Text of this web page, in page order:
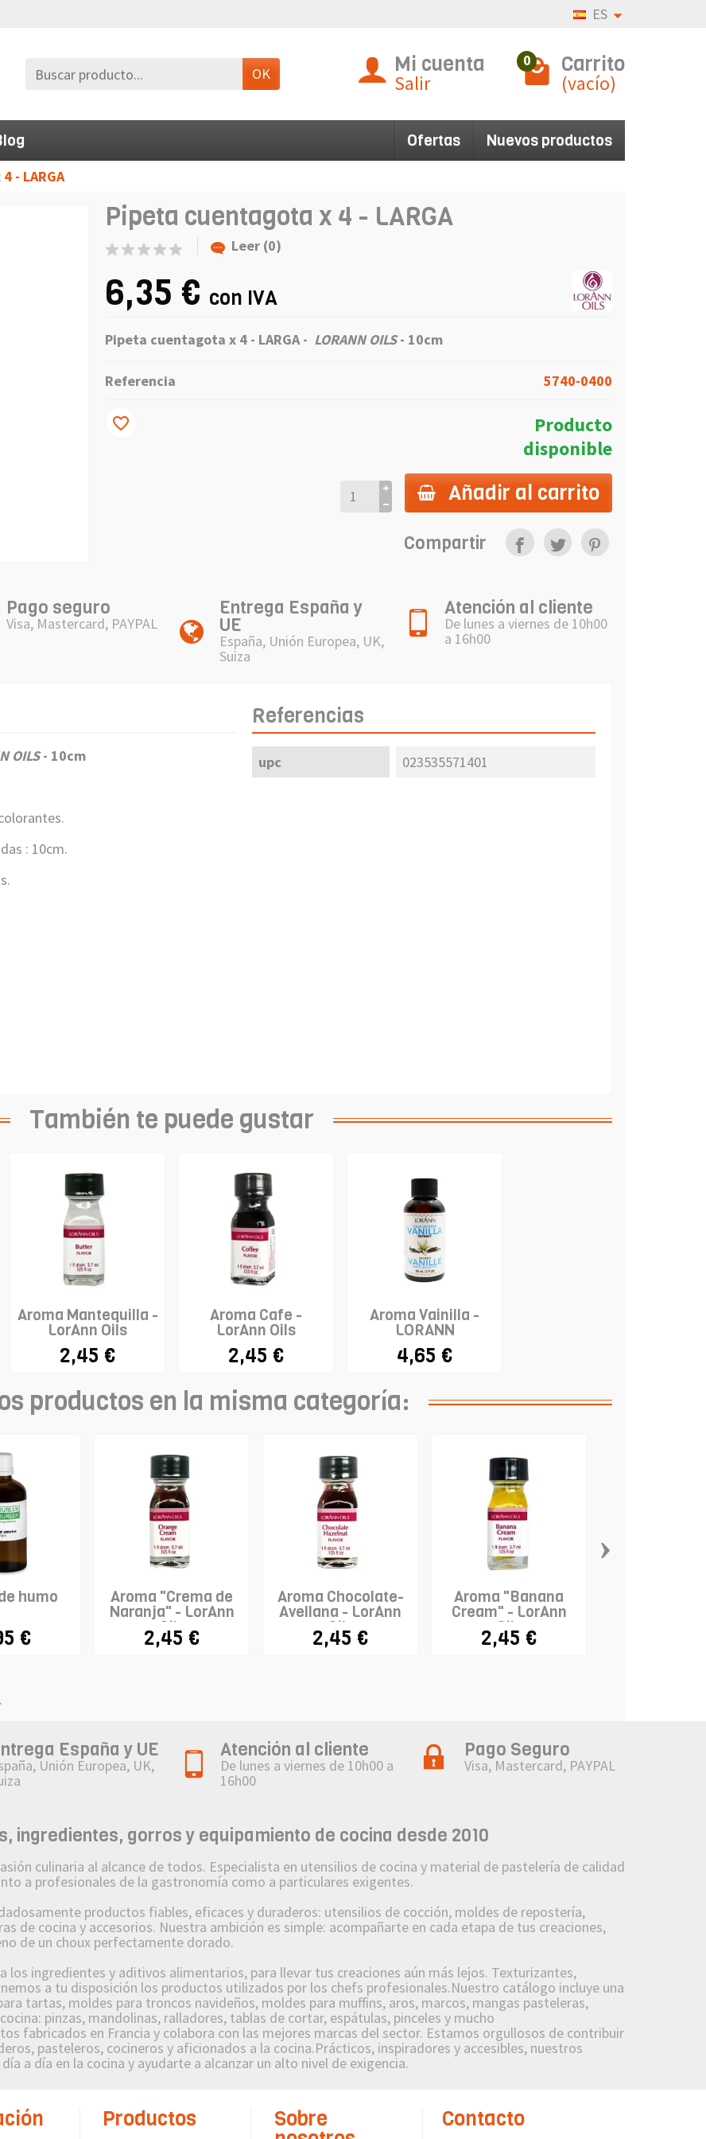
ES
OK Mi cuenta
Salir
0 Carrito
(vacío)
Ofertas Nuevos productos
- LARGA
Pipeta cuentagota x 4 - LARGA
Leer (0)
6,35 € con IVA
Pipeta cuentagota x 4 - LARGA - LORANN OILS- 10cm
Referencia 5740-0400
Producto
disponible
Añadir al carrito
favorite_border
Compartir
Pago seguro
Visa, Mastercard, PAYPAL
Entrega España y
UE
España, Unión Europea, UK,
Suiza
Atención al cliente
De lunes a viernes de 10h00
a 16h00
OILS- 10cm
: 10cm.
Referencias
upc 023535571401
También te puede gustar
Aroma Mantequilla -
LorAnn Oils
2,45 €
Aroma Cafe -
LorAnn Oils
2,45 €
Aroma Vainilla -
LORANN
4,65 €
productos en la misma categoría:
humo
€
Aroma "Crema de
Naranja" - LorAnn
Oils
2,45 €
Aroma Chocolate-
Avellana - LorAnn
Oils
2,45 €
Aroma "Banana
Cream" - LorAnn
Oils
2,45 €
›
España y UE
Unión Europea, UK,
Atención al cliente
De lunes a viernes de 10h00 a
16h00
Pago Seguro
Visa, Mastercard, PAYPAL
ingredientes, gorros y equipamiento de cocina desde 2010
culinaria al alcance de todos. Especialista en utensilios de cocina y material de pastelería de calidad
a profesionales de la gastronomía como a particulares exigentes.
productos fiables, eficaces y duraderos: utensilios de cocción, moldes de repostería,
de cocina y accesorios. Nuestra ambición es simple: acompañarte en cada etapa de tus creaciones,
de un choux perfectamente dorado.
los ingredientes y aditivos alimentarios, para llevar tus creaciones aún más lejos. Texturizantes,
a tu disposición los productos utilizados por los chefs profesionales.Nuestro catálogo incluye una
tartas, moldes para troncos navideños, moldes para muffins, aros, marcos, mangas pasteleras,
pinzas, mandolinas, ralladores, tablas de cortar, espátulas, pinceles y mucho
fabricados en Francia y colabora con las mejores marcas del sector. Estamos orgullosos de contribuir
pasteleros, cocineros y aficionados a la cocina.Prácticos, inspiradores y accesibles, nuestros
a día en la cocina y ayudarte a alcanzar un alto nivel de exigencia.
Productos Sobre Contacto